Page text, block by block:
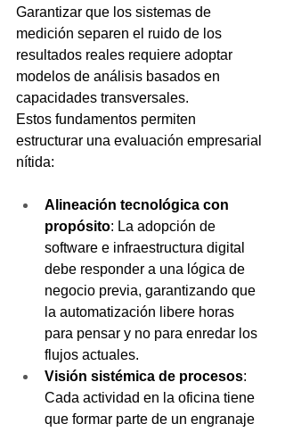
Garantizar que los sistemas de
medición separen el ruido de los
resultados reales requiere adoptar
modelos de análisis basados en
capacidades transversales.
Estos fundamentos permiten
estructurar una evaluación empresarial
nítida:
Alineación tecnológica con
propósito: La adopción de
software e infraestructura digital
debe responder a una lógica de
negocio previa, garantizando que
la automatización libere horas
para pensar y no para enredar los
flujos actuales.
Visión sistémica de procesos:
Cada actividad en la oficina tiene
que formar parte de un engranaje